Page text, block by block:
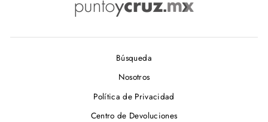
Búsqueda
Nosotros
Política de Privacidad
Centro de Devoluciones